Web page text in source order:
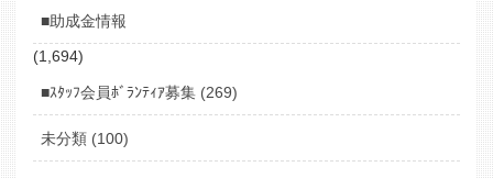
■助成金情報
(1,694)
■ｽﾀｯﾌ会員ﾎﾞﾗﾝﾃｨｱ募集 (269)
未分類 (100)